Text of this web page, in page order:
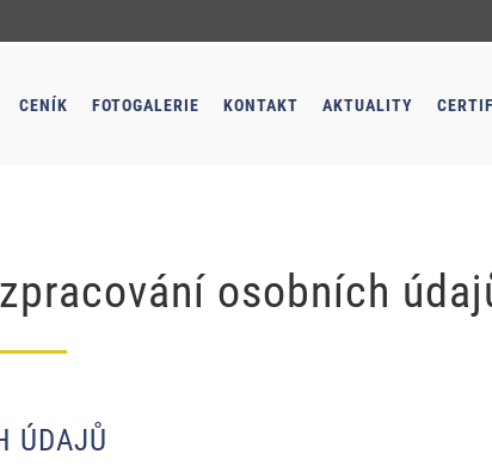
CENÍK FOTOGALERIE KONTAKT AKTUALITY
osobních
ÚDAJŮ